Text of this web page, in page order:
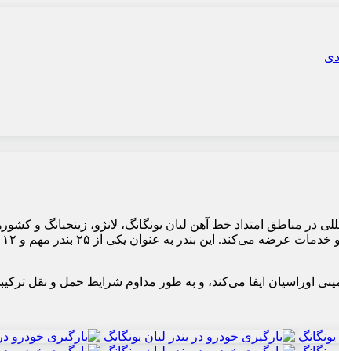
در مناطق امتداد خط آهن لیان یونگانگ، لانژو، زینجیانگ و
اوراسیان ایفا می‌کند، و به طور مداوم شرایط حمل و نقل